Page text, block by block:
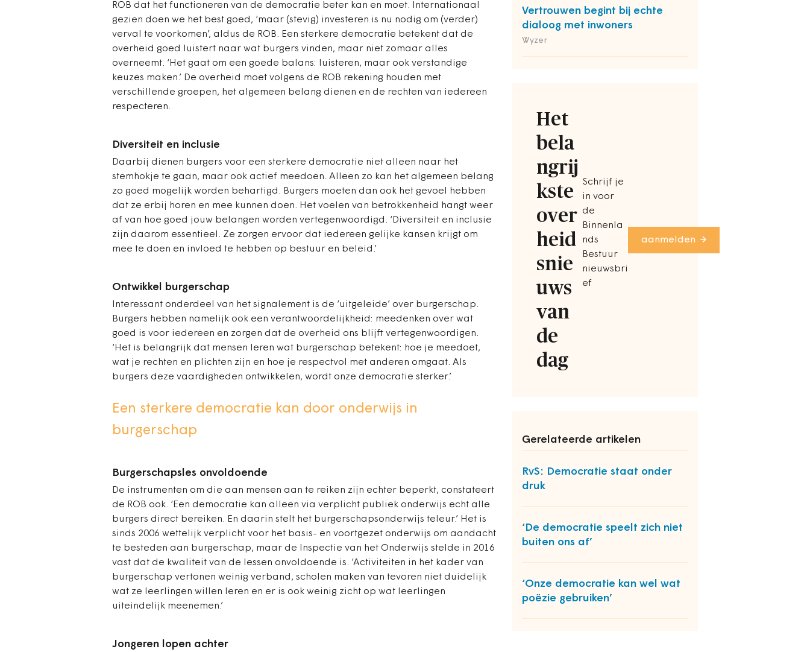
ROB dat het functioneren van de democratie beter kan en moet. Internationaal
gezien doen we het best goed, ‘maar (stevig) investeren is nu nodig om (verder)
verval te voorkomen’, aldus de ROB. Een sterkere democratie betekent dat de
overheid goed luistert naar wat bur­gers vinden, maar niet zomaar alles
overneemt. ‘Het gaat om een goede balans: luisteren, maar ook verstandige
keuzes maken.’ De over­heid moet volgens de ROB rekening houden met
verschillende groepen, het algemeen belang dienen en de rechten van iedereen
respecteren.
Vertrouwen begint bij echte
dialoog met inwoners
Wyzer
Het
bela
ngrij
kste
over
heid
snie
uws
van
de
dag
Schrijf je
in voor
de
Binnenla
nds
Bestuur
nieuwsbri
ef
aanmelden
Gerelateerde artikelen
RvS: Democratie staat onder
druk
‘De democratie speelt zich niet
buiten ons af’
‘Onze democratie kan wel wat
poëzie gebruiken’
Diversiteit en inclusie
Daarbij dienen burgers voor een sterkere democratie niet alleen naar het
stemhokje te gaan, maar ook actief meedoen. Alleen zo kan het algemeen belang
zo goed mogelijk worden behartigd. Burgers moeten dan ook het gevoel hebben
dat ze erbij horen en mee kunnen doen. Het voelen van betrokkenheid hangt weer
af van hoe goed jouw belangen worden vertegenwoordigd. ‘Diversiteit en inclusie
zijn daarom essentieel. Ze zorgen ervoor dat iedereen gelijke kansen krijgt om
mee te doen en invloed te hebben op bestuur en beleid.’
Ontwikkel burgerschap
Interessant onderdeel van het signalement is de ‘uitgeleide’ over burgerschap.
Burgers hebben namelijk ook een verantwoordelijkheid: meedenken over wat
goed is voor iedereen en zorgen dat de overheid ons blijft vertegenwoordigen.
‘Het is belangrijk dat mensen leren wat burgerschap betekent: hoe je meedoet,
wat je rechten en plichten zijn en hoe je respectvol met anderen omgaat. Als
burgers deze vaardigheden ontwikkelen, wordt onze democratie sterker.’
Een sterkere democratie kan door onderwijs in
burgerschap
Burgerschapsles onvoldoende
De instrumenten om die aan mensen aan te reiken zijn echter beperkt, constateert
de ROB ook. ‘Een democratie kan alleen via verplicht publiek onderwijs echt alle
burgers direct bereiken. En daarin stelt het burgerschapsonderwijs teleur.’ Het is
sinds 2006 wettelijk verplicht voor het basis- en voort­gezet onderwijs om aandacht
te besteden aan burgerschap, maar de Inspectie van het Onderwijs stelde in 2016
vast dat de kwaliteit van de lessen onvoldoende is. ‘Activiteiten in het kader van
burgerschap vertonen weinig verband, scholen maken van tevoren niet duidelijk
wat ze leerlingen willen leren en er is ook weinig zicht op wat leerlingen
uiteindelijk meenemen.’
Jongeren lopen achter